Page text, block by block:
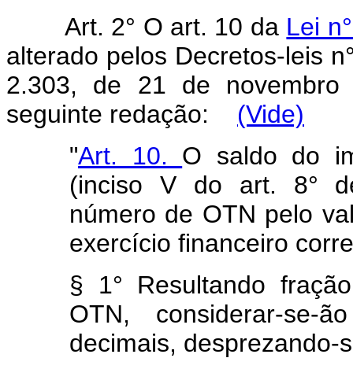
Art. 2° O art. 10 da Lei
alterado pelos Decretos-leis
2.303, de 21 de
seguinte redação:
(Vide)
"Art. 10. O saldo do
(inciso V do art. 8°
número de OTN pelo
exercício financeiro
§ 1° Resultando
OTN, considerar-se-
decimais, desprezando-